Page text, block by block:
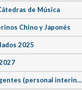
de Música
Chino y Japonés
2025
(personal interin...